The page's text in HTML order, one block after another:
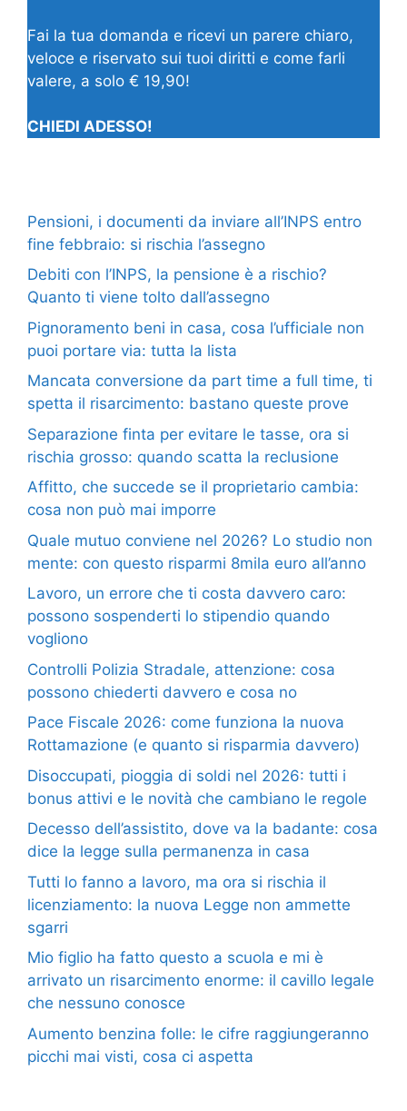
Fai la tua domanda e ricevi un parere chiaro,
veloce e riservato sui tuoi diritti e come farli
valere, a solo € 19,90!
CHIEDI ADESSO!
Pensioni, i documenti da inviare all’INPS entro
fine febbraio: si rischia l’assegno
Debiti con l’INPS, la pensione è a rischio?
Quanto ti viene tolto dall’assegno
Pignoramento beni in casa, cosa l’ufficiale non
puoi portare via: tutta la lista
Mancata conversione da part time a full time, ti
spetta il risarcimento: bastano queste prove
Separazione finta per evitare le tasse, ora si
rischia grosso: quando scatta la reclusione
Affitto, che succede se il proprietario cambia:
cosa non può mai imporre
Quale mutuo conviene nel 2026? Lo studio non
mente: con questo risparmi 8mila euro all’anno
Lavoro, un errore che ti costa davvero caro:
possono sospenderti lo stipendio quando
vogliono
Controlli Polizia Stradale, attenzione: cosa
possono chiederti davvero e cosa no
Pace Fiscale 2026: come funziona la nuova
Rottamazione (e quanto si risparmia davvero)
Disoccupati, pioggia di soldi nel 2026: tutti i
bonus attivi e le novità che cambiano le regole
Decesso dell’assistito, dove va la badante: cosa
dice la legge sulla permanenza in casa
Tutti lo fanno a lavoro, ma ora si rischia il
licenziamento: la nuova Legge non ammette
sgarri
Mio figlio ha fatto questo a scuola e mi è
arrivato un risarcimento enorme: il cavillo legale
che nessuno conosce
Aumento benzina folle: le cifre raggiungeranno
picchi mai visti, cosa ci aspetta